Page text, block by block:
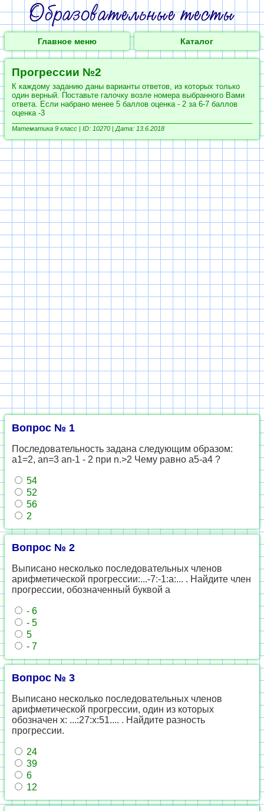
Главное меню Каталог
Прогрессии №2
К каждому заданию даны варианты ответов, из которых только
один верный. Поставьте галочку возле номера выбранного Вами
ответа. Если набрано менее 5 баллов оценка - 2 за 6-7 баллов
оценка -3
Математика 9 класс | ID: 10270 | Дата: 13.6.2018
Вопрос № 1
Последовательность задана следующим образом:
а1=2, аn=3 аn-1 - 2 при n.>2 Чему равно а5-а4 ?
54
52
56
2
Вопрос № 2
Выписано несколько последовательных членов
арифметической прогрессии:...-7:-1:a:... . Найдите член
прогрессии, обозначенный буквой а
- 6
- 5
5
- 7
Вопрос № 3
Выписано несколько последовательных членов
арифметической прогрессии, один из которых
обозначен х: ...:27:x:51.... . Найдите разность
прогрессии.
24
39
6
12